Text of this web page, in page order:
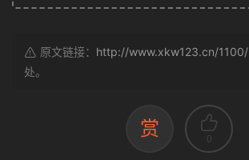
原文链接： http://www.xkw123.cn/1100/
处。
赏 0